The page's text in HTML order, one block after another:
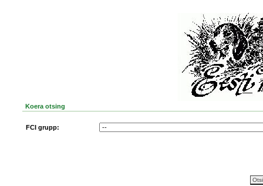
Koera otsing
FCI grupp: